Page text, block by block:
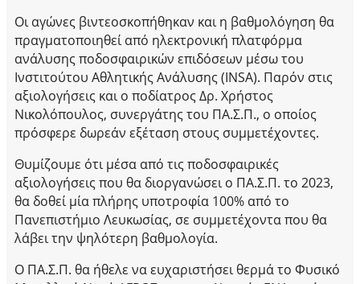
Οι αγώνες βιντεοσκοπήθηκαν και η βαθμολόγηση θα
πραγματοποιηθεί από ηλεκτρονική πλατφόρμα
ανάλυσης ποδοσφαιρικών επιδόσεων μέσω του
Ινστιτούτου Αθλητικής Ανάλυσης (INSA). Παρόν στις
αξιολογήσεις και ο ποδίατρος Δρ. Χρήστος
Νικολόπουλος, συνεργάτης του ΠΑ.Σ.Π., ο οποίος
πρόσφερε δωρεάν εξέταση στους συμμετέχοντες.
Θυμίζουμε ότι μέσα από τις ποδοσφαιρικές
αξιολογήσεις που θα διοργανώσει ο ΠΑ.Σ.Π. το 2023,
θα δοθεί μία πλήρης υποτροφία 100% από το
Πανεπιστήμιο Λευκωσίας, σε συμμετέχοντα που θα
λάβει την ψηλότερη βαθμολογία.
Ο ΠΑ.Σ.Π. θα ήθελε να ευχαριστήσει θερμά τo Φυσικό